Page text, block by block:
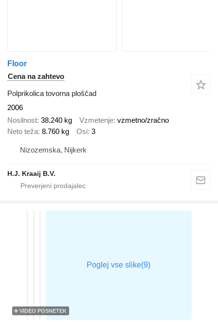
Floor
Cena na zahtevo
Polprikolica tovorna ploščad
2006
Nosilnost 38.240 kg Vzmetenje vzmetno/zračno
Neto teža 8.760 kg Osi 3
Nizozemska, Nijkerk
H.J. Kraaij B.V.
VIDEO POSNETEK